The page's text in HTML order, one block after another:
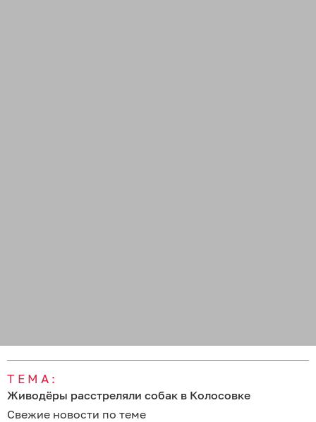
ТЕМА:
Живодёры расстреляли собак в Колосовке
Свежие новости по теме